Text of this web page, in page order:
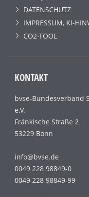
DATENSCHUTZ
IMPRESSUM, KI-
CO2-TOOL
KONTAKT
bvse-Bundesverband
e.V.
Fränkische Straße 2
53229 Bonn
info@bvse.de
0049 228 98849-0
0049 228 98849-99